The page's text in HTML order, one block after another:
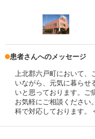
患者さんへのメッセージ
上北郡六戸町において
いながら、元気に暮らせ
いと思っております。ご
お気軽にご相談ください
科で対応しております。